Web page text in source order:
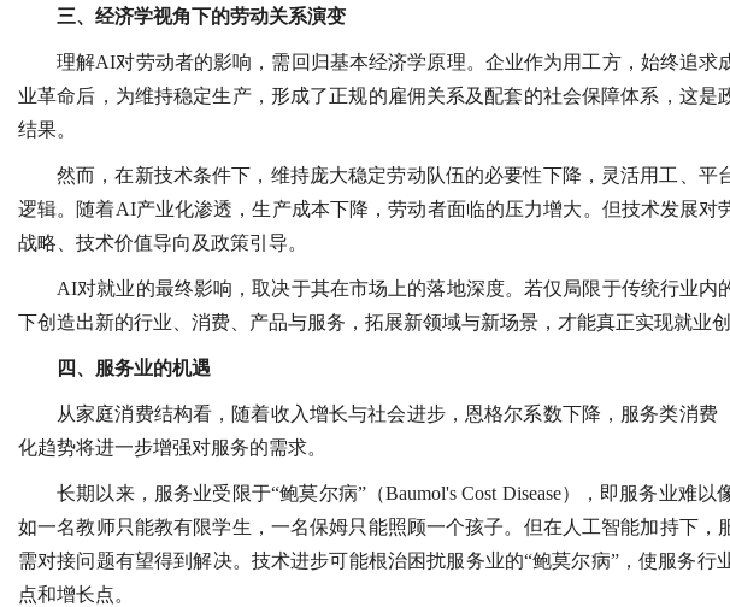
三、经济学视角下的劳动关系演变
理解AI对劳动者的影响，需回归基本经济学原理。企业作为用工方，始终追求
业革命后，为维持稳定生产，形成了正规的雇佣关系及配套的社会保障体系，这
结果。
然而，在新技术条件下，维持庞大稳定劳动队伍的必要性下降，灵活用工、
逻辑。随着AI产业化渗透，生产成本下降，劳动者面临的压力增大。但技术发展对
战略、技术价值导向及政策引导。
AI对就业的最终影响，取决于其在市场上的落地深度。若仅局限于传统行业
下创造出新的行业、消费、产品与服务，拓展新领域与新场景，才能真正实现就业创
四、服务业的机遇
从家庭消费结构看，随着收入增长与社会进步，恩格尔系数下降，服务类消
化趋势将进一步增强对服务的需求。
长期以来，服务业受限于“鲍莫尔病”（Baumol's Cost Disease），即服务业难
如一名教师只能教有限学生，一名保姆只能照顾一个孩子。但在人工智能加持下
需对接问题有望得到解决。技术进步可能根治困扰服务业的“鲍莫尔病”，使服务
点和增长点。